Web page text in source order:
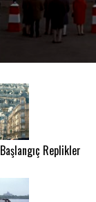
Başlangıç Replikler